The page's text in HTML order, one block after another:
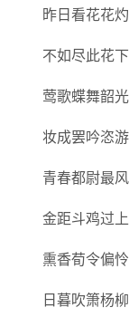
昨日看花花
不如尽此花
莺歌蝶舞韶
妆成罢吟恣
青春都尉最
金距斗鸡过
熏香荀令偏
日暮吹箫杨